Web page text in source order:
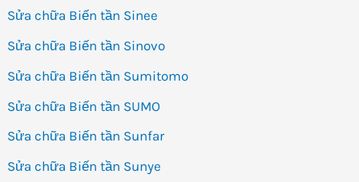
Sửa chữa Biến tần Sinee
Sửa chữa Biến tần Sinovo
Sửa chữa Biến tần Sumitomo
Sửa chữa Biến tần SUMO
Sửa chữa Biến tần Sunfar
Sửa chữa Biến tần Sunye